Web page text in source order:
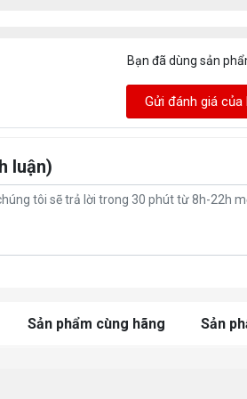
Bạn đã dùng sản
Gửi đánh giá của
luận)
Sản phẩm cùng hãng Sản